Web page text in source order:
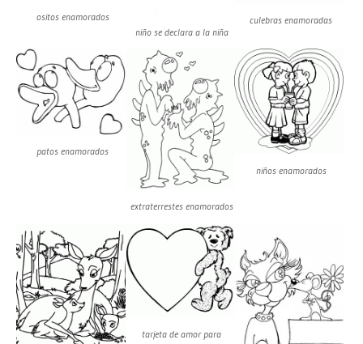
ositos enamorados
niño se declara a la niña
culebras enamoradas
patos enamorados
extraterrestes enamorados
niños enamorados
tarjeta de amor para